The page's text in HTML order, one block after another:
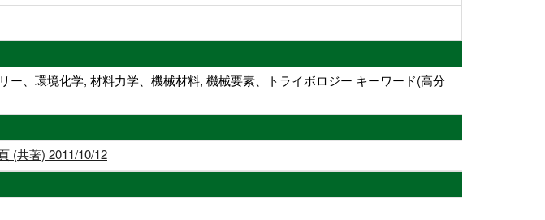
、環境化学, 材料力学、機械材料, 機械要素、トライボロジー キーワード(高分
(共著) 2011/10/12